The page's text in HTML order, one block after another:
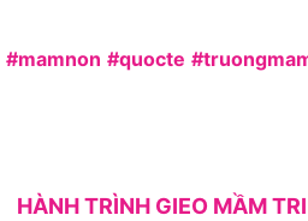
#mamnon #quocte
HÀNH TRÌNH GIEO MẦM